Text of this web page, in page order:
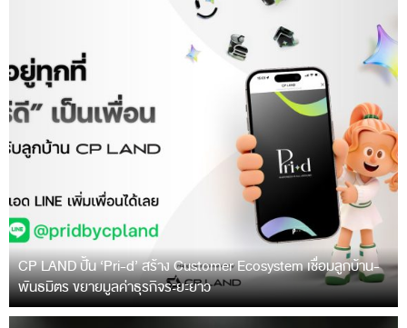
CP LAND ปั้น ‘Pri-d’ สร้าง Customer Ecosystem เชื่อมลูกบ้าน-
พันธมิตร ขยายมูลค่าธุรกิจระยะยาว